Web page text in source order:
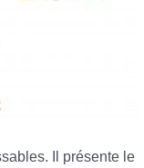
Il présente le